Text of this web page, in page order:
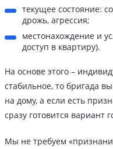
текущее состояние:
дрожь, агрессия;
местонахождение и
доступ в квартиру).
На основе этого –
стабильное, то бригада
на дому, а если есть
сразу готовится вариант
Мы не требуем